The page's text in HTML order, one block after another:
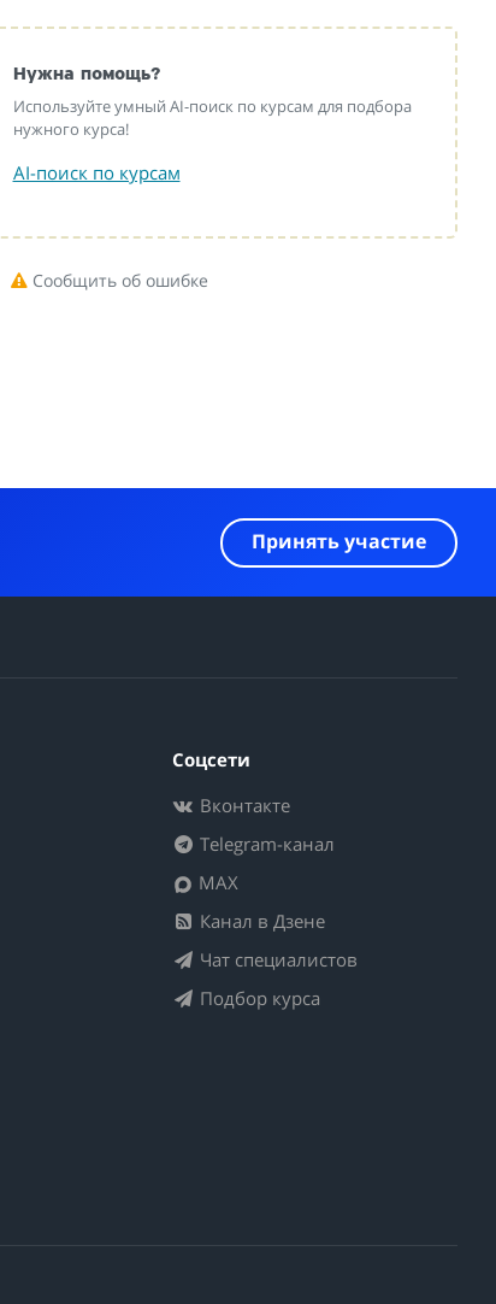
Нужна помощь?
Используйте умный AI-поиск по курсам для подбора
нужного курса!
AI-поиск по курсам
Сообщить об ошибке
Принять участие
Соцсети
Вконтакте
Telegram-канал
MAX
Канал в Дзене
Чат специалистов
Подбор курса